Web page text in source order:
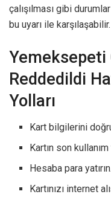
çalışılması gibi
bu uyarı ile karşılaşabilir.
Yemeksepeti
Reddedildi
Yolları
Kart bilgilerini
Kartın son
Hesaba para yatırın.
Kartınızı internet